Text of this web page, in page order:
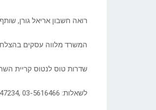
רואה חשבון אריאל גורן,
המשרד מלווה עסקים בהצלחה למעלה מ- 30 שנה ומטפל
שדרות טוס לנטוס קריית
לשאלות: 03-5616466 ,077-5347234